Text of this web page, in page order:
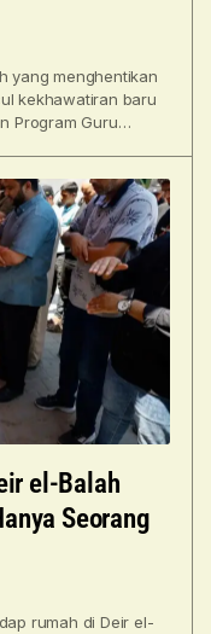
yang menghentikan
kekhawatiran baru
Program Guru
el-Balah
Seorang
rumah di Deir el-